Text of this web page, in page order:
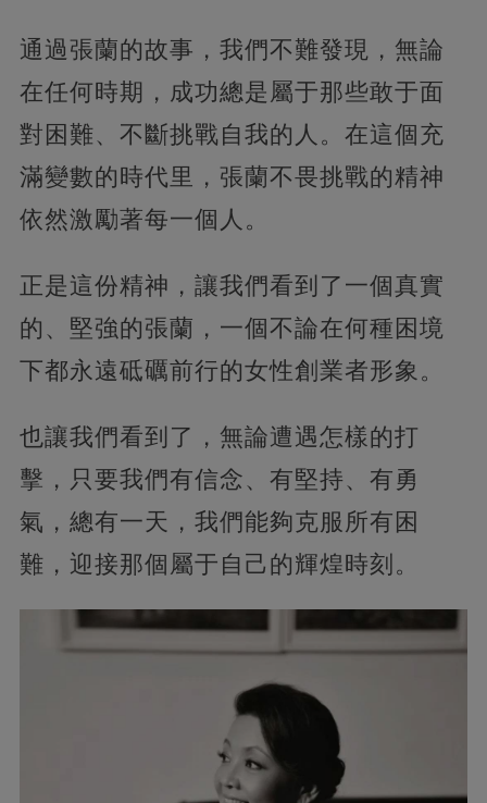
通過張蘭的故事，我們不難發現，無論
在任何時期，成功總是屬于那些敢于面
對困難、不斷挑戰自我的人。在這個充
滿變數的時代里，張蘭不畏挑戰的精神
依然激勵著每一個人。
正是這份精神，讓我們看到了一個真實
的、堅強的張蘭，一個不論在何種困境
下都永遠砥礪前行的女性創業者形象。
也讓我們看到了，無論遭遇怎樣的打
擊，只要我們有信念、有堅持、有勇
氣，總有一天，我們能夠克服所有困
難，迎接那個屬于自己的輝煌時刻。